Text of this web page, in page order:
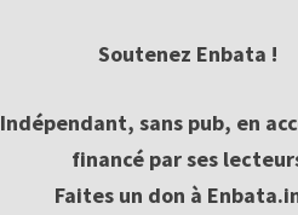
Soutenez Enbata !
Indépendant, sans pub, en
financé par ses
Faites un don à